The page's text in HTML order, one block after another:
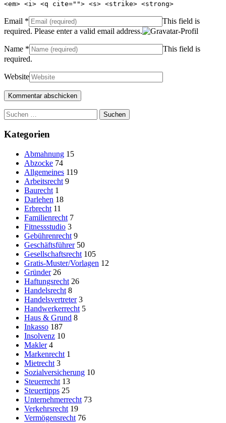
<em> <i> <q cite=""> <s> <strike> <strong>
Email *
This field is
required. Please enter a valid email address.
Name *
This field is
required.
Website
Suchen
nach:
Kategorien
Abmahnung 15
Abzocke 74
Allgemeines 119
Arbeitsrecht 9
Baurecht 1
Darlehen 18
Erbrecht 11
Familienrecht 7
Fitnessstudio 3
Gebührenrecht 9
Geschäftsführer 50
Gesellschaftsrecht 105
Gratis-Muster/Vorlagen 12
Gründer 26
Haftungsrecht 26
Handelsrecht 8
Handelsvertreter 3
Handwerkerrecht 5
Haus & Grund 8
Inkasso 187
Insolvenz 10
Makler 4
Markenrecht 1
Mietrecht 3
Sozialversicherung 10
Steuerrecht 13
Steuertipps 25
Unternehmerrecht 73
Verkehrsrecht 19
Vermögensrecht 76